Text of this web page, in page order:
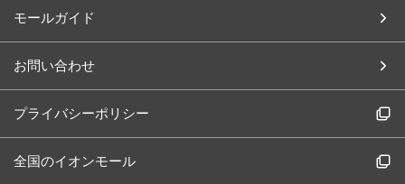
モールガイド
お問い合わせ
プライバシーポリシー
全国のイオンモール